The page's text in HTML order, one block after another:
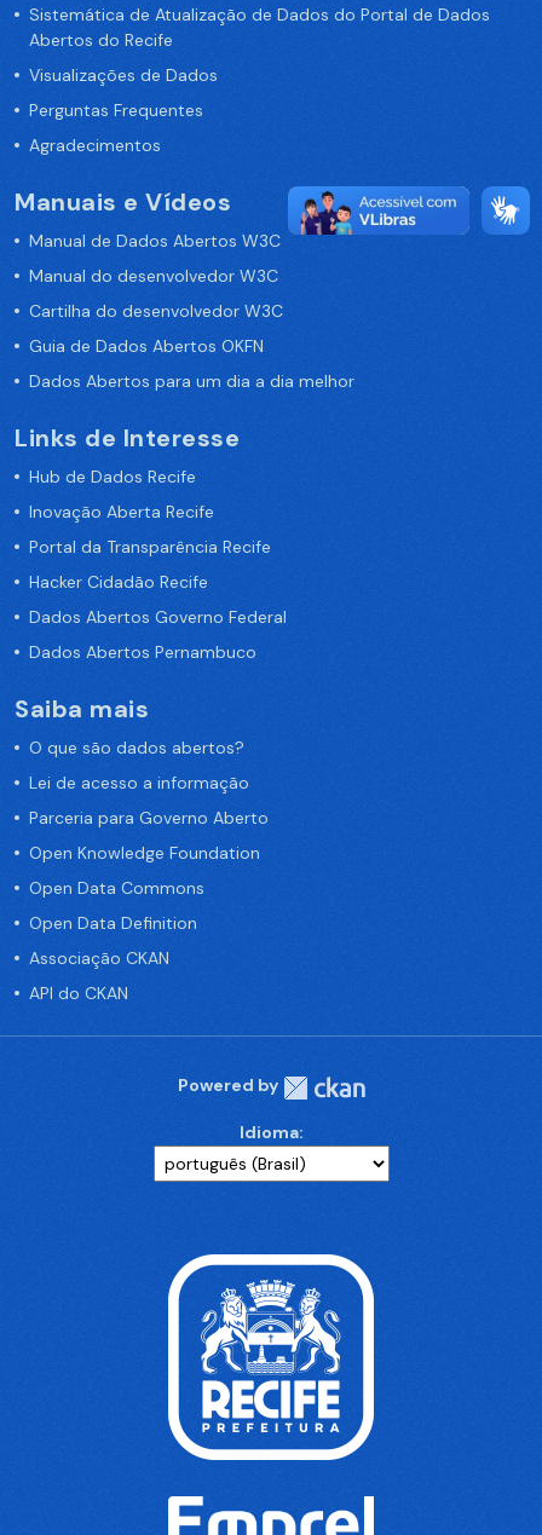
Sistemática de Atualização de Dados do Portal de Dados
Abertos do Recife
Visualizações de Dados
Perguntas Frequentes
Agradecimentos
Manuais e Vídeos
Manual de Dados Abertos W3C
Manual do desenvolvedor W3C
Cartilha do desenvolvedor W3C
Guia de Dados Abertos OKFN
Dados Abertos para um dia a dia melhor
Links de Interesse
Hub de Dados Recife
Inovação Aberta Recife
Portal da Transparência Recife
Hacker Cidadão Recife
Dados Abertos Governo Federal
Dados Abertos Pernambuco
Saiba mais
O que são dados abertos?
Lei de acesso a informação
Parceria para Governo Aberto
Open Knowledge Foundation
Open Data Commons
Open Data Definition
Associação CKAN
API do CKAN
Powered by
Idioma